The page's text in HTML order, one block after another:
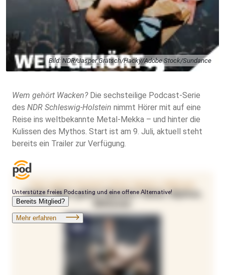
Bild: NDR/Jasper Grätsch/Hacky/Adobe Stock/Sundance
Wem gehört Wacken?Die sechsteilige Podcast-Serie
des NDR Schleswig-Holstein nimmt Hörer mit auf eine
Reise ins weltbekannte Metal-Mekka – und hinter die
Kulissen des Mythos. Start ist am 9. Juli, aktuell steht
bereits ein Trailer zur Verfügung.